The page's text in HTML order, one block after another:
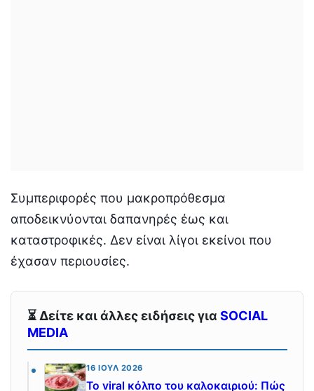
Συμπεριφορές που μακροπρόθεσμα
αποδεικνύονται δαπανηρές έως και
καταστροφικές. Δεν είναι λίγοι εκείνοι που
έχασαν περιουσίες.
⏳ Δείτε και άλλες ειδήσεις για SOCIAL
MEDIA
16 ΙΟΎΛ 2026
Το viral κόλπο του καλοκαιριού: Πώς